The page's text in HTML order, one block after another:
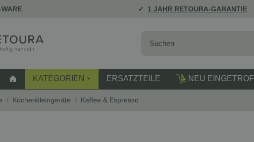
1 JAHR RETOURA-GARANTIE
STARTSEITE
KATEGORIEN ERSATZTEILE NEU
/ Küchenkleingeräte / Kaffee & Espresso